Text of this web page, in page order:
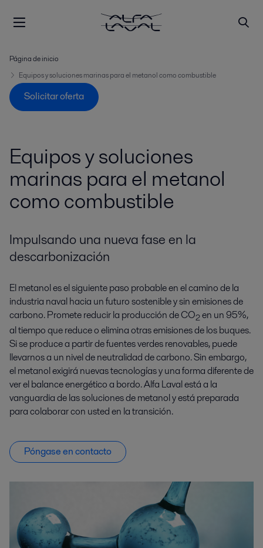
Página de inicio
Equipos y soluciones marinas para el metanol como combustible
Solicitar oferta
Equipos y soluciones
marinas para el metanol
como combustible
Impulsando una nueva fase en la
descarbonización
El metanol es el siguiente paso probable en el camino de la
industria naval hacia un futuro sostenible y sin emisiones de
carbono. Promete reducir la producción de CO2en un 95%,
al tiempo que reduce o elimina otras emisiones de los buques.
Si se produce a partir de fuentes verdes renovables, puede
llevarnos a un nivel de neutralidad de carbono. Sin embargo,
el metanol exigirá nuevas tecnologías y una forma diferente de
ver el balance energético a bordo. Alfa Laval está a la
vanguardia de las soluciones de metanol y está preparada
para colaborar con usted en la transición.
Póngase en contacto